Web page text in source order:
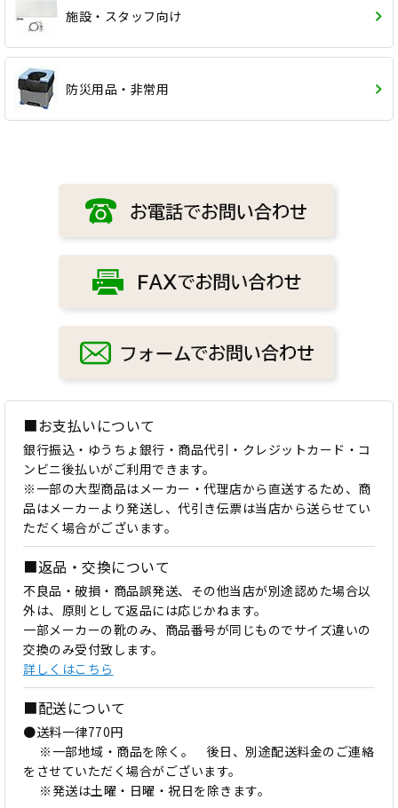
施設・スタッフ向け
防災用品・非常用
■お支払いについて
銀行振込・ゆうちょ銀行・商品代引・クレジットカード・コ
ンビニ後払いがご利用できます。
※一部の大型商品はメーカー・代理店から直送するため、商
品はメーカーより発送し、代引き伝票は当店から送らせてい
ただく場合がございます。
■返品・交換について
不良品・破損・商品誤発送、その他当店が別途認めた場合以
外は、原則として返品には応じかねます。
一部メーカーの靴のみ、商品番号が同じものでサイズ違いの
交換のみ受付致します。
詳しくはこちら
■配送について
●送料一律770円
※一部地域・商品を除く。 後日、別途配送料金のご連絡
をさせていただく場合がございます。
※発送は土曜・日曜・祝日を除きます。